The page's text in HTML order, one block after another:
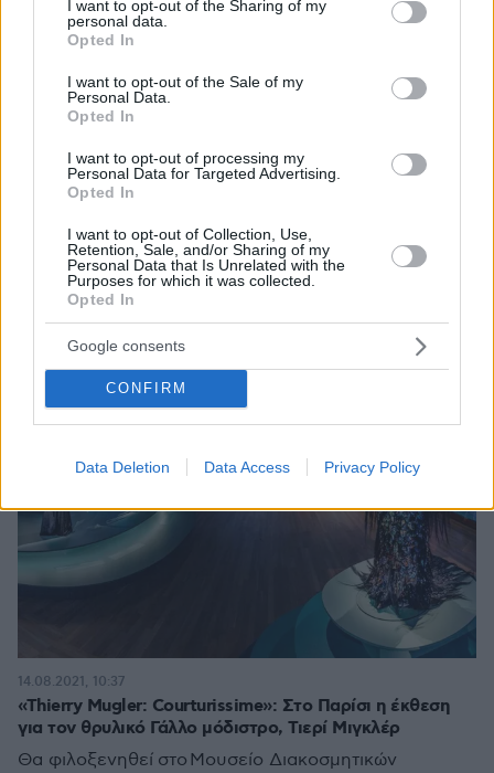
not limited to your visit or usage behaviour. You may click to
grant or deny consent to Google and its third-party tags to
use your data for below specified purposes in below Google
consent section.
I want to opt-out of the Sharing of my
personal data.
Opted In
I want to opt-out of the Sale of my
Personal Data.
Opted In
I want to opt-out of processing my
Personal Data for Targeted Advertising.
Opted In
I want to opt-out of Collection, Use,
Retention, Sale, and/or Sharing of my
Personal Data that Is Unrelated with the
Purposes for which it was collected.
Opted In
Google consents
CONFIRM
Data Deletion Data Access Privacy Policy
Η δημιουργός των κοστουμιών του «Poor Things», Χόλι
Με αφορμή την έκθεση κοστουμιών της ταινίας που
διοργανώνει το Μουσείο Μπενάκη - Πού και πότε θα
28.05.2024, 07:14 1
«Thierry Mugler: Courturissime»: Στο Παρίσι η έκθεση
για τον θρυλικό Γάλλο μόδιστρο, Τιερί Μιγκλέρ
Θα φιλοξενηθεί στο Μουσείο Διακοσμητικών
14.08.2021, 10:37